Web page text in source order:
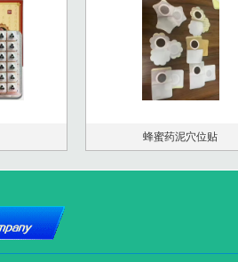
蜂蜜药泥穴位贴